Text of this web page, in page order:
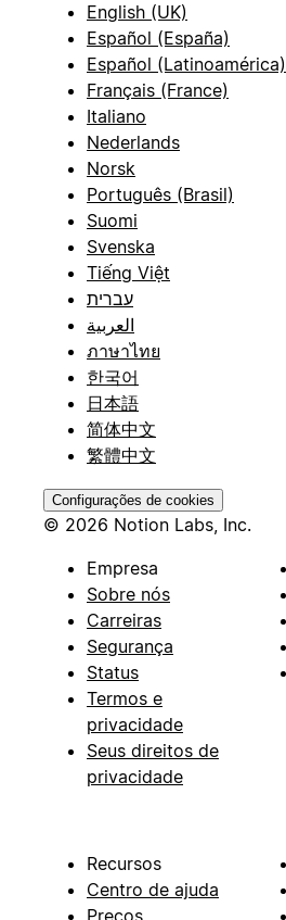
English (UK)
Español (España)
Español (Latinoamérica)
Français (France)
Italiano
Nederlands
Norsk
Português (Brasil)
Suomi
Svenska
Tiếng Việt
עברית
العربية
ภาษาไทย
한국어
日本語
简体中文
繁體中文
Configurações de cookies
© 2026 Notion Labs, Inc.
Empresa
Sobre nós
Carreiras
Segurança
Status
Termos e
privacidade
Seus direitos de
privacidade
Recursos
Centro de ajuda